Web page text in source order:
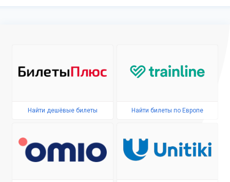
Найти дешёвые билеты Найти билеты по Европе